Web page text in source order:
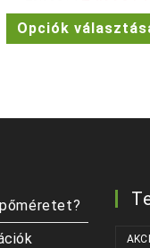
price
was:
29.990 Ft.
Opciók